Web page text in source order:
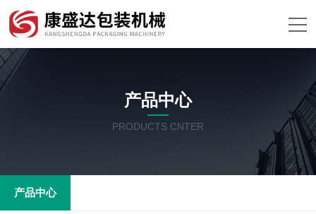
产品中心
PRODUCTS CNTER
产品中心